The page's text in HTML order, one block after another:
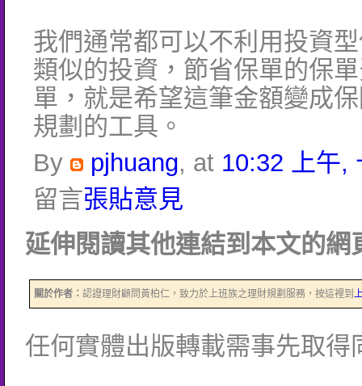
我們通常都可以不利用投資
類似的投資，節省保單的保
單，就是希望這筆金額變成
規劃的工具。
By
pjhuang, at 10:32 上午,
留言張貼意見
延伸閱讀其他連結到本文的網
關於作者： 認證理財顧問黃柏仁，致力於上班族之理財規劃服務，按這裡到
任何實體出版轉載需事先取得